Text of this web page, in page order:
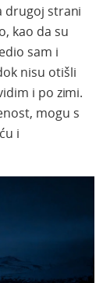
drugoj strani
kao da su
sam i
nisu otišli
i po zimi.
mogu s
i